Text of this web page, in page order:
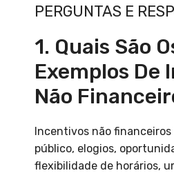
PERGUNTAS E
1. Quais São
Exemplos De
Não
Incentivos não
público, elogios,
flexibilidade de horários,